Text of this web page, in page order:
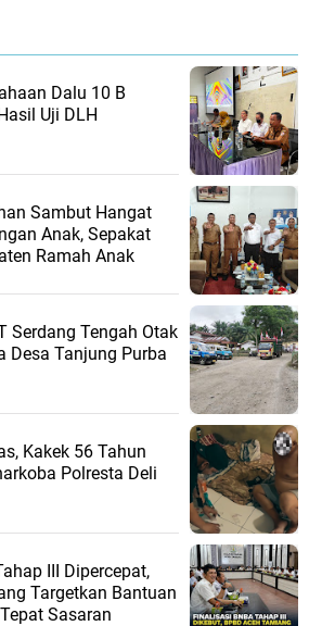
Dalu 10 B
Uji DLH
Sambut Hangat
Anak, Sepakat
Ramah Anak
Serdang Tengah Otak
Desa Tanjung Purba
Kakek 56 Tahun
Polresta Deli
III Dipercepat,
Targetkan Bantuan
Sasaran